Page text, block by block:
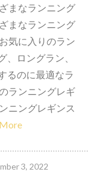
まなランニング
まなランニング
気に入りのラン
、ロングラン、
るのに最適なラ
ランニングレギ
ニングレギンス
3, 2022